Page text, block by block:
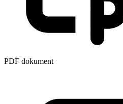
PDF dokument